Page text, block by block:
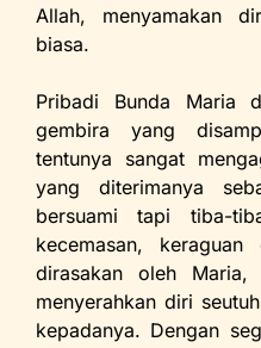
Allah, menyamakan
biasa.
Pribadi Bunda Maria
gembira yang
tentunya sangat
yang diterimanya
bersuami tapi tiba-
kecemasan,
dirasakan oleh
menyerahkan diri
kepadanya. Dengan